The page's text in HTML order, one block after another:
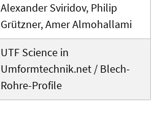
Alexander Sviridov, Philip
Grützner, Amer Almohallami
UTF Science in
Umformtechnik.net / Blech-
Rohre-Profile